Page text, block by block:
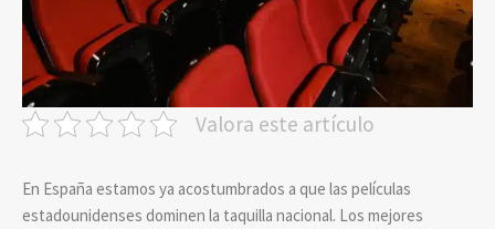
Valora este artículo
En España estamos ya acostumbrados a que las películas
estadounidenses dominen la taquilla nacional. Los mejores